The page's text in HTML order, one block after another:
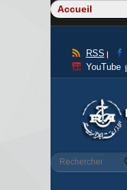
RSS
YouTube
Rechercher